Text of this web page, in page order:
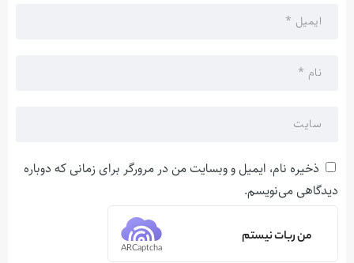
ذخیره نام، ایمیل و وبسایت من در مرورگر برای زمانی که دوباره
دیدگاهی می‌نویسم.
من ربات نیستم
ARCaptcha